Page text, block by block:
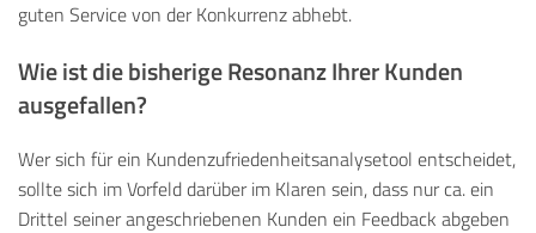
guten Service von der Konkurrenz abhebt.
Wie ist die bisherige Resonanz Ihrer Kunden
ausgefallen?
Wer sich für ein Kundenzufriedenheitsanalysetool entscheidet,
sollte sich im Vorfeld darüber im Klaren sein, dass nur ca. ein
Drittel seiner angeschriebenen Kunden ein Feedback abgeben